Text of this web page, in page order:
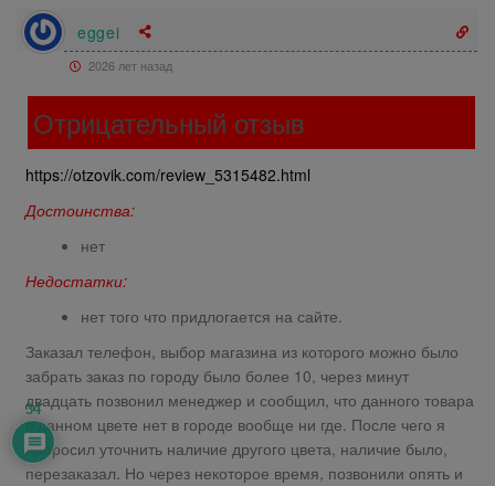
eggei
2026 лет назад
Отрицательный отзыв
https://otzovik.com/review_5315482.html
Достоинства:
нет
Недостатки:
нет того что придлогается на сайте.
Заказал телефон, выбор магазина из которого можно было
забрать заказ по городу было более 10, через минут
двадцать позвонил менеджер и сообщил, что данного товара
в данном цвете нет в городе вообще ни где. После чего я
попросил уточнить наличие другого цвета, наличие было,
перезаказал. Но через некоторое время, позвонили опять и
34